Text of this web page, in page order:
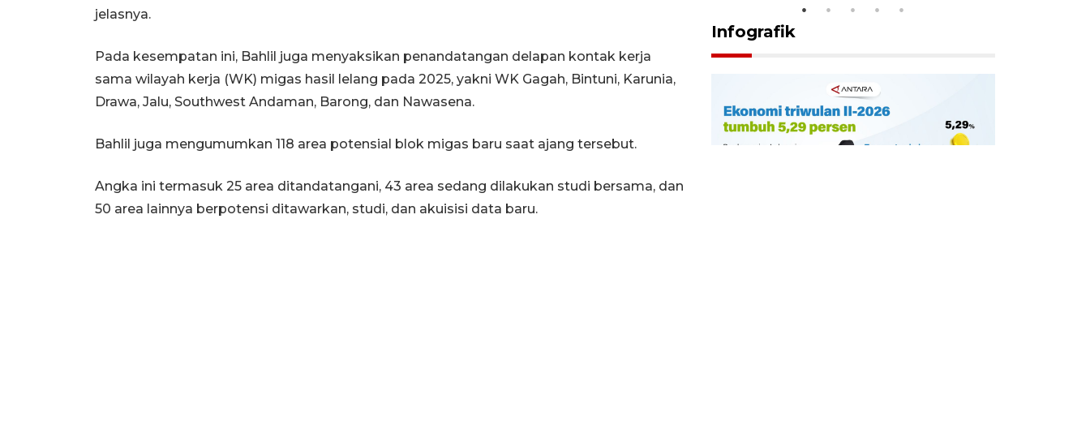
jelasnya.
Pada kesempatan ini, Bahlil juga menyaksikan penandatangan delapan kontak kerja
sama wilayah kerja (WK) migas hasil lelang pada 2025, yakni WK Gagah, Bintuni, Karunia,
Drawa, Jalu, Southwest Andaman, Barong, dan Nawasena.
Bahlil juga mengumumkan 118 area potensial blok migas baru saat ajang tersebut.
Angka ini termasuk 25 area ditandatangani, 43 area sedang dilakukan studi bersama, dan
50 area lainnya berpotensi ditawarkan, studi, dan akuisisi data baru.
Infografik